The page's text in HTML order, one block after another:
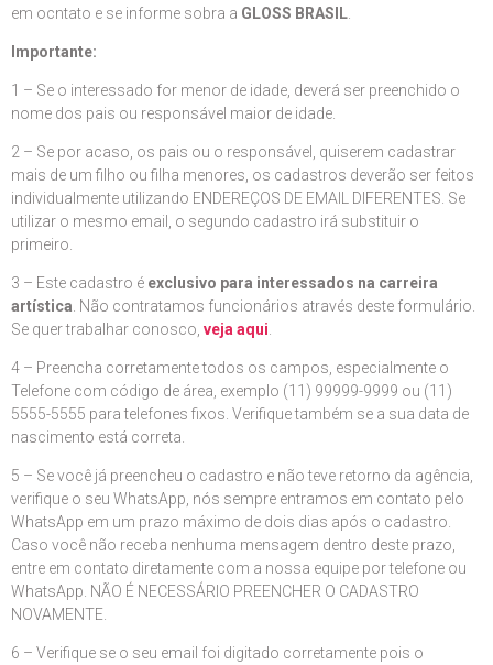
em ocntato e se informe sobra a GLOSS BRASIL
Importante:
1 – Se o interessado for menor de idade, deverá ser preenchido o
nome dos pais ou responsável maior de idade.
2 – Se por acaso, os pais ou o responsável, quiserem cadastrar
mais de um filho ou filha menores, os cadastros deverão ser feitos
individualmente utilizando ENDEREÇOS DE EMAIL DIFERENTES. Se
utilizar o mesmo email, o segundo cadastro irá substituir o
primeiro.
3 – Este cadastro é exclusivo para interessados na carreira
artística . Não contratamos funcionários através deste formulário.
Se quer trabalhar conosco, veja aqui
4 – Preencha corretamente todos os campos, especialmente o
Telefone com código de área, exemplo (11) 99999-9999 ou (11)
5555-5555 para telefones fixos. Verifique também se a sua data de
nascimento está correta.
5 – Se você já preencheu o cadastro e não teve retorno da agência,
verifique o seu WhatsApp, nós sempre entramos em contato pelo
WhatsApp em um prazo máximo de dois dias após o cadastro.
Caso você não receba nenhuma mensagem dentro deste prazo,
entre em contato diretamente com a nossa equipe por telefone ou
WhatsApp. NÃO É NECESSÁRIO PREENCHER O CADASTRO
NOVAMENTE.
6 – Verifique se o seu email foi digitado corretamente pois o